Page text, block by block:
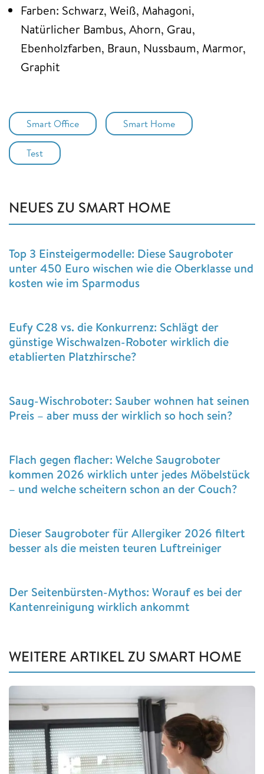
Farben: Schwarz, Weiß, Mahagoni,
Natürlicher Bambus, Ahorn, Grau,
Ebenholzfarben, Braun, Nussbaum, Marmor,
Graphit
Smart Office Smart Home
Test
NEUES ZU SMART HOME
Top 3 Einsteigermodelle: Diese Saugroboter
unter 450 Euro wischen wie die Oberklasse und
kosten wie im Sparmodus
Eufy C28 vs. die Konkurrenz: Schlägt der
günstige Wischwalzen-Roboter wirklich die
etablierten Platzhirsche?
Saug-Wischroboter: Sauber wohnen hat seinen
Preis – aber muss der wirklich so hoch sein?
Flach gegen flacher: Welche Saugroboter
kommen 2026 wirklich unter jedes Möbelstück
– und welche scheitern schon an der Couch?
Dieser Saugroboter für Allergiker 2026 filtert
besser als die meisten teuren Luftreiniger
Der Seitenbürsten-Mythos: Worauf es bei der
Kantenreinigung wirklich ankommt
WEITERE ARTIKEL ZU SMART HOME